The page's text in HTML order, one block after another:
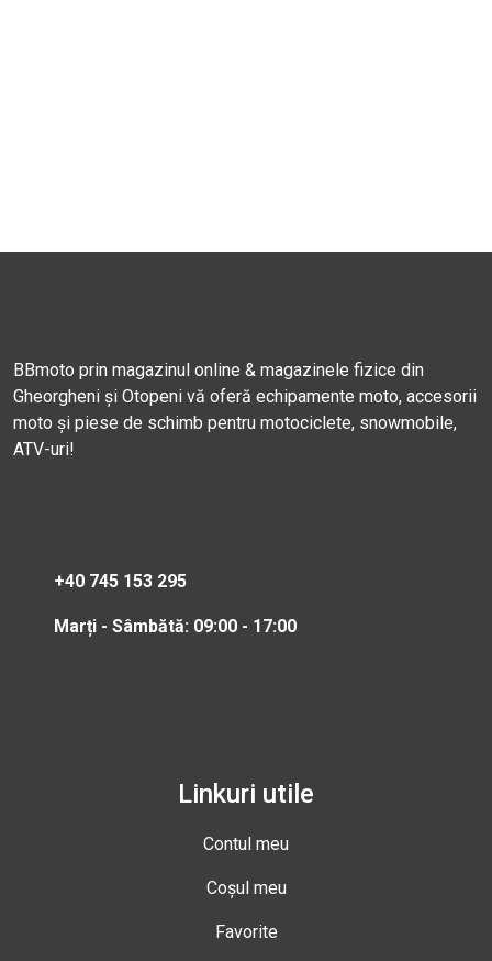
BBmoto prin magazinul online & magazinele fizice din
Gheorgheni și Otopeni vă oferă echipamente moto, accesorii
moto și piese de schimb pentru motociclete, snowmobile,
ATV-uri!
+40 745 153 295
Marți - Sâmbătă: 09:00 - 17:00
Linkuri utile
Contul meu
Coșul meu
Favorite